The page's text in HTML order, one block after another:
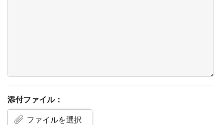
添付ファイル：
ファイルを選択